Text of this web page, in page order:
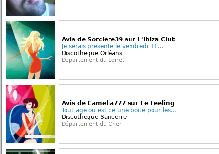
Avis de Sorciere39 sur L'ibiza Club
Je serais presente le vendredi 11...
Discotheque Orléans
Département du Loiret
Avis de Camelia777 sur Le Feeling
Tout age ou est ce une boite pour les...
Discotheque Sancerre
Département du Cher